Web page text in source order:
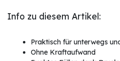
Info zu diesem Artikel:
Praktisch für unterwegs
Ohne Kraftaufwand